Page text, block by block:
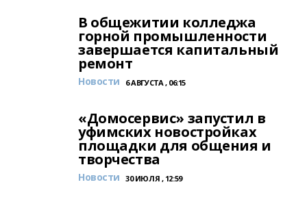
В общежитии колледжа
горной промышленности
завершается капитальный
ремонт
Новости 6 АВГУСТА , 06:15
«Домосервис» запустил в
уфимских новостройках
площадки для общения и
творчества
Новости 30 ИЮЛЯ , 12:59